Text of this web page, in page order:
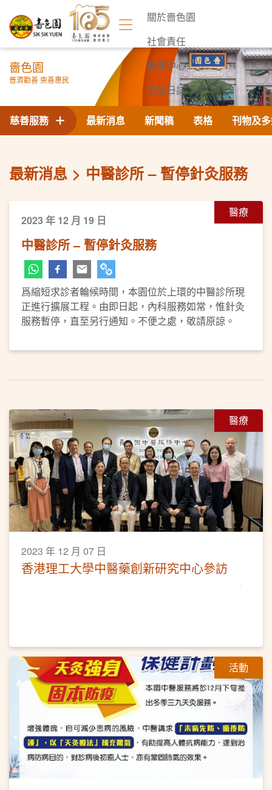
關於嗇色園
社會責任
新聞中心
活動日誌
聯絡我們
嗇色園
普濟勸善 崇善惠民
最新消息 新聞稿 表格 刊物及
慈善服務
最新消息 中醫診所 – 暫停針灸服務
醫療
2023 年 12 月 19 日
中醫診所 – 暫停針灸服務
爲縮短求診者輪候時間，本園位於上環的中醫診所現
正進行擴展工程。由即日起，內科服務如常，惟針灸
服務暫停，直至另行通知。不便之處，敬請原諒。
醫療
2023 年 12 月 07 日
香港理工大學中醫藥創新研究中心參訪
活動